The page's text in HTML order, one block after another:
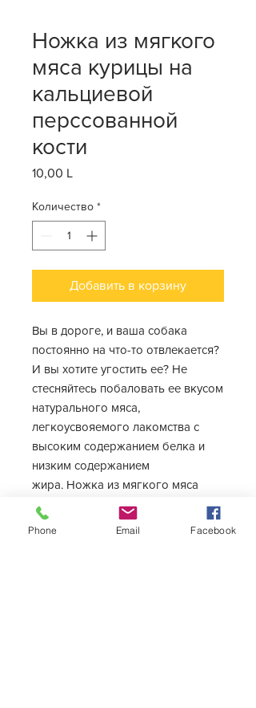
Ножка из мягкого
мяса курицы на
кальциевой
перссованной
кости
10,00 LЦена
Количество *
Добавить в корзину
Вы в дороге, и ваша собака
постоянно на что-то отвлекается?
И вы хотите угостить ее? Не
стесняйтесь побаловать ее вкусом
натурального мяса,
легкоусвояемого лакомства с
высоким содержанием белка и
низким содержанием
жира. Ножка из мягкого мяса
курицы на кальциевой
перссованной кости, чтоб долго
Phone Email Facebook